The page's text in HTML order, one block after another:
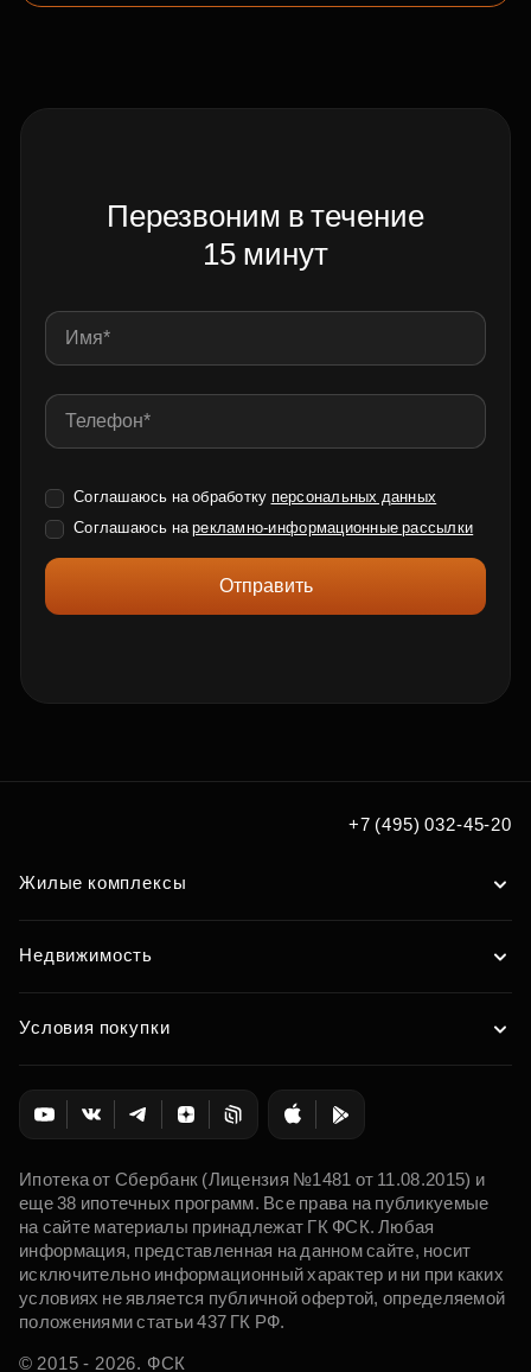
Перезвоним в течение
15 минут
Соглашаюсь на обработку персональных данных
Соглашаюсь нарекламно-информационные рассылки
Отправить
+7 (495) 032-45-20
Жилые комплексы
Недвижимость
Условия покупки
Ипотека от Сбербанк (Лицензия №1481 от 11.08.2015) и
еще 38 ипотечных программ. Все права на публикуемые
на сайте материалы принадлежат ГК ФСК. Любая
информация, представленная на данном сайте, носит
исключительно информационный характер и ни при каких
условиях не является публичной офертой, определяемой
положениями статьи 437 ГК РФ.
© 2015 - 2026. ФСК